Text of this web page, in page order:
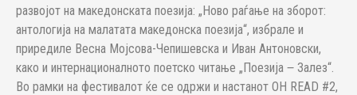
развојот на македонската поезија: „Ново раѓање на зборот:
антологија на малатата македонска поезија“, избрале и
приредиле Весна Мојсова-Чепишевска и Иван Антоновски,
како и интернационалното поетско читање „Поезија ‒ Залез“.
Во рамки на фестивалот ќе се одржи и настанот OH READ #2,